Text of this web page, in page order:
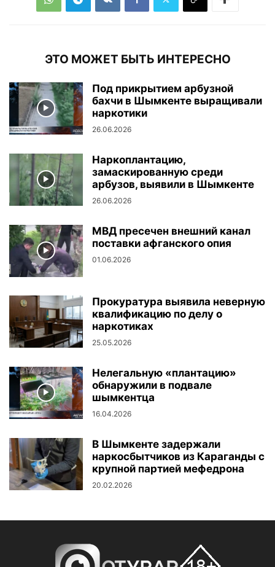
ЭТО МОЖЕТ БЫТЬ ИНТЕРЕСНО
Под прикрытием арбузной
бахчи в Шымкенте выращивали
наркотики
26.06.2026
Наркоплантацию,
замаскированную среди
арбузов, выявили в Шымкенте
26.06.2026
МВД пресечен внешний канал
поставки афганского опия
01.06.2026
Прокуратура выявила неверную
квалификацию по делу о
наркотиках
25.05.2026
Нелегальную «плантацию»
обнаружили в подвале
шымкентца
16.04.2026
В Шымкенте задержали
наркосбытчиков из Караганды с
крупной партией мефедрона
20.02.2026